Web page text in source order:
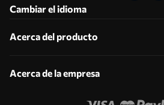
Cambiar el idioma
Acerca del producto
Acerca de la empresa